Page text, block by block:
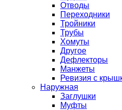
Отводы
Переходники
Тройники
Трубы
Хомуты
Другое
Дефлекторы
Манжеты
Ревизия с
Наружная
Заглушки
Муфты